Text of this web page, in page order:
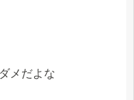
メだよな